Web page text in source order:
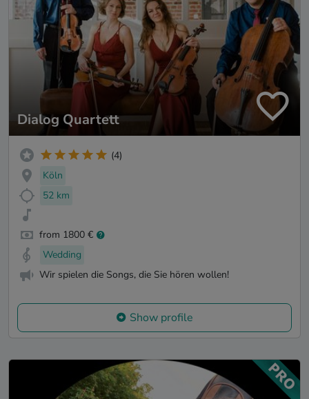
Dialog Quartett
(4)
Köln
52 km
from 1800 €
Wedding
Wir spielen die Songs, die Sie hören wollen!
Show profile